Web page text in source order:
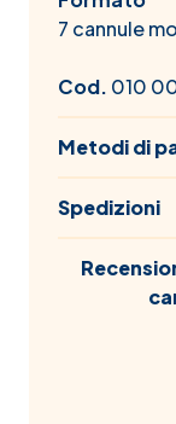
7 cannule
Cod. 010
Metodi di
Spedizioni